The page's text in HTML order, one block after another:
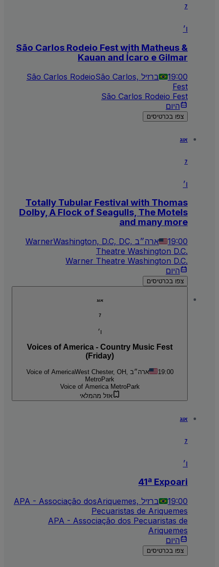
São Carlos Rodeio Fest with Matheus &
Kauan and Ícaro e Gilmar
19:00 São Carlos, ברזיל
São Carlos Rodeio
Fest
São Carlos Rodeio Fest
היום
צפו בכרטיסים
אוג
Totally Tubular Festival with Thomas
Dolby, A Flock of Seagulls, The Motels
and many more
19:00 Washington, D.C, DC, ארה״ב
Warner
Theatre Washington D.C.
Warner Theatre Washington D.C.
היום
צפו בכרטיסים
אוג
Voices of America - Country Music Fest
(Friday)
19:00 West Chester, OH, ארה״ב
Voice of America
MetroPark
Voice of America MetroPark
אזל מהמלאי
אוג
41ª Expoari
19:00 Ariquemes, ברזיל
APA - Associação dos
Pecuaristas de Ariquemes
APA - Associação dos Pecuaristas de
Ariquemes
היום
צפו בכרטיסים